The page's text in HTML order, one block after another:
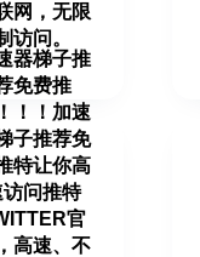
网，无限
访问。
器梯子推
免费推
！！加速
子推荐免
特让你高
访问推特
官
高速、不